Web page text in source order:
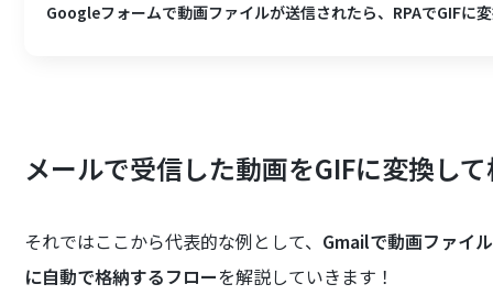
Googleフォームで動画ファイルが送信されたら、RPAでGIFに
メールで受信した動画をGIFに変換し
それではここから代表的な例として、 Gmailで動画ファイ
に自動で格納するフローを解説していきます！